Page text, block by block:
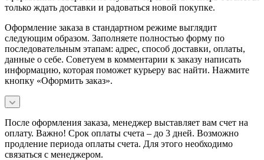
только ждать доставки и радоваться новой покупке.
Оформление заказа в стандартном режиме выглядит
следующим образом. Заполняете полностью форму по
последовательным этапам: адрес, способ доставки, оплаты,
данные о себе. Советуем в комментарии к заказу написать
информацию, которая поможет курьеру вас найти. Нажмите
кнопку «Оформить заказ».
После оформления заказа, менеджер выставляет вам счет на
оплату. Важно! Срок оплаты счета – до 3 дней. Возможно
продление периода оплаты счета. Для этого необходимо
связаться с менеджером.